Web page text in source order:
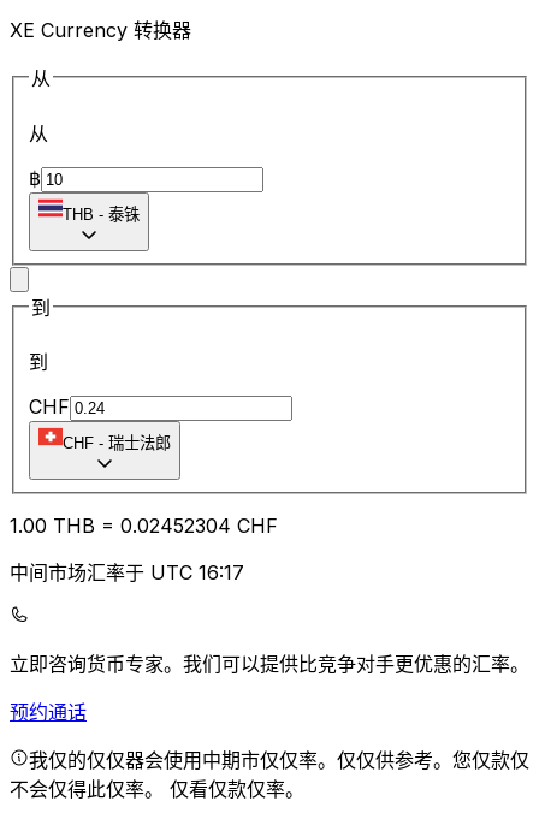
XE Currency 转换器
从
从
฿
THB - 泰铢
到
到
CHF
CHF - 瑞士法郎
1.00 THB = 0.02452304 CHF
中间市场汇率于 UTC 16:17
立即咨询货币专家。 我们可以提供比竞争对手更优惠的汇率。
预约通话
我仅的仅仅器会使用中期市仅仅率。仅仅供参考。您仅款仅
不会仅得此仅率。 仅看仅款仅率。